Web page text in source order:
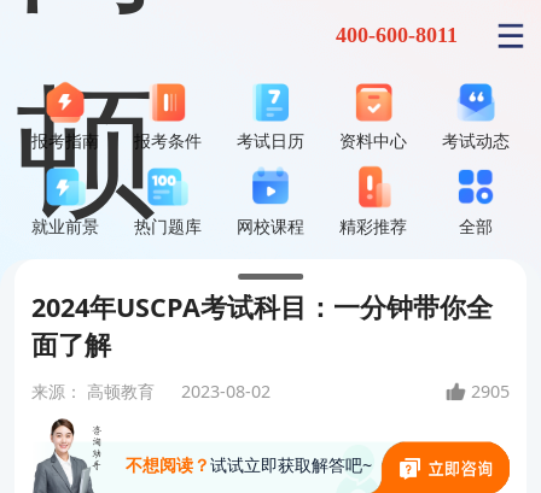
400-600-8011
报考指南 报考条件 考试日历 资料中心 考试动态
就业前景 热门题库 网校课程 精彩推荐 全部
2024年USCPA考试科目：一分钟带你全
面了解
来源： 高顿教育 2023-08-02 2905
不想阅读？试试立即获取解答吧~